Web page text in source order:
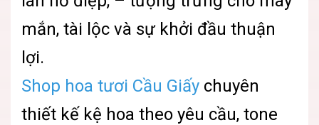
mắn, tài lộc và sự khởi đầu thuận
lợi.
Shop hoa tươi Cầu Giấy chuyên
thiết kế kệ hoa theo yêu cầu, tone